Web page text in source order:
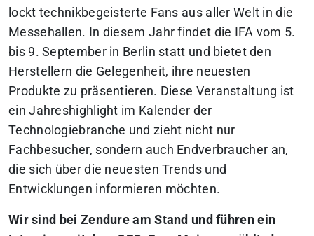
lockt technikbegeisterte Fans aus aller Welt in die
Messehallen. In diesem Jahr findet die IFA vom 5.
bis 9. September in Berlin statt und bietet den
Herstellern die Gelegenheit, ihre neuesten
Produkte zu präsentieren. Diese Veranstaltung ist
ein Jahreshighlight im Kalender der
Technologiebranche und zieht nicht nur
Fachbesucher, sondern auch Endverbraucher an,
die sich über die neuesten Trends und
Entwicklungen informieren möchten.
Wir sind bei Zendure am Stand und führen ein